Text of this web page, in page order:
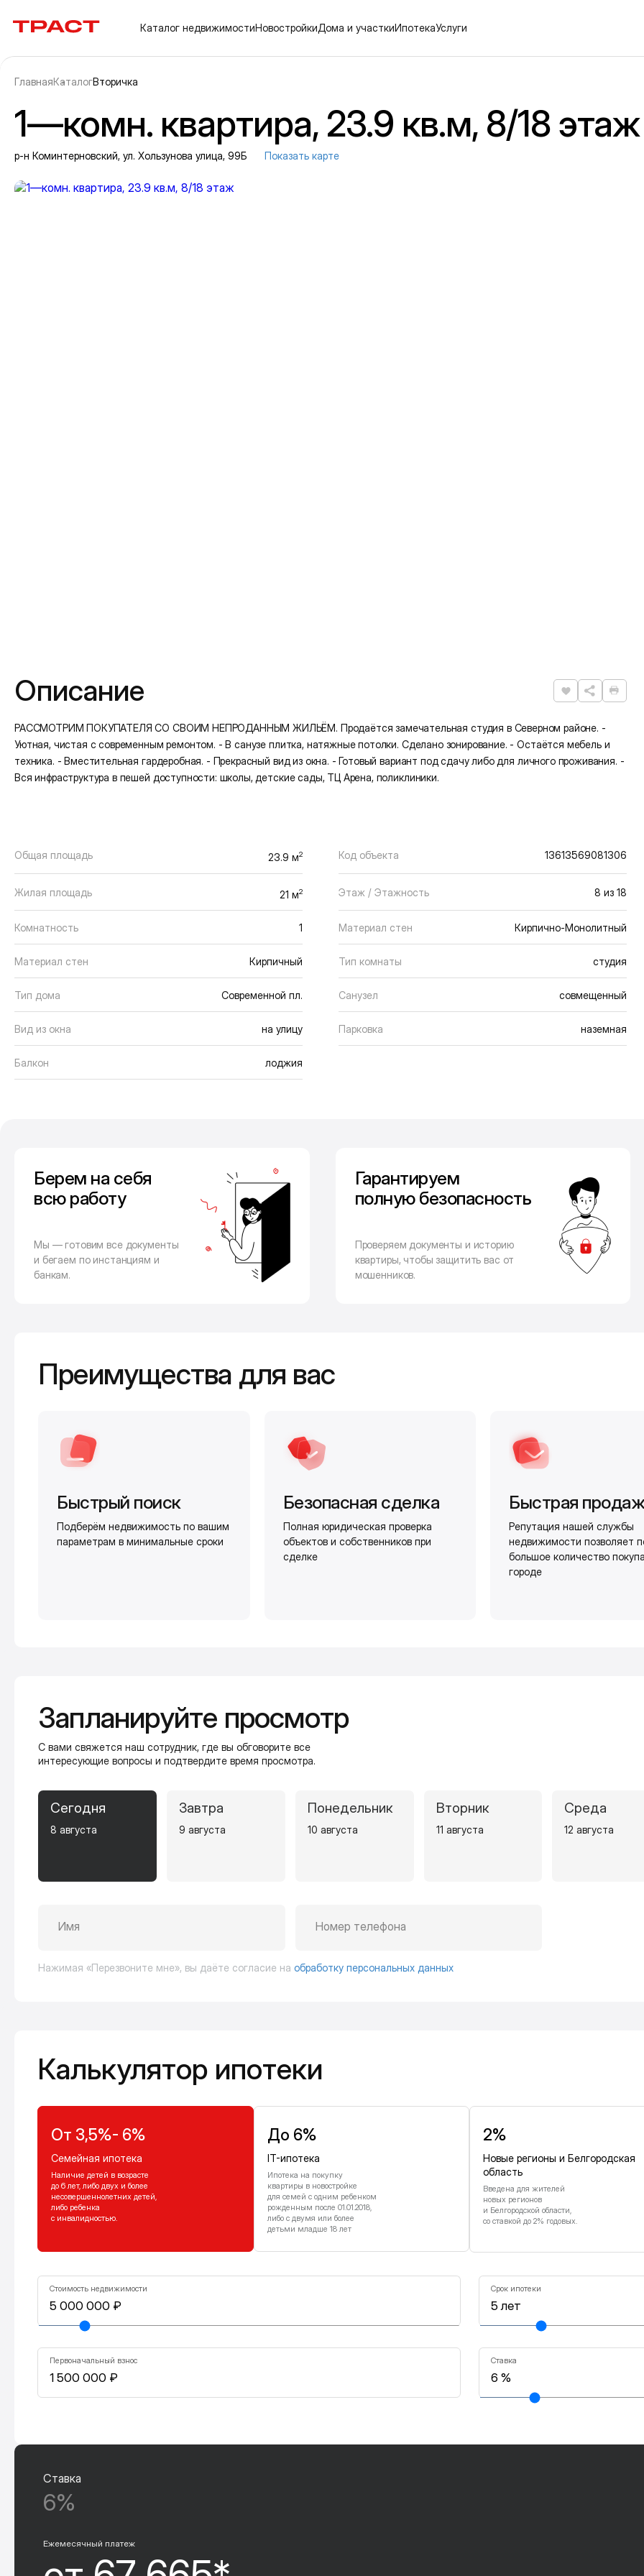
Траст | Служба недвижимости
Каталог недвижимостиНовостройкиДома и участкиИпотекаУслуги
ГлавнаяКаталогВторичка
1—комн. квартира, 23.9 кв.м, 8/18 этаж
р-н Коминтерновский, ул. Хользунова улица, 99Б Показать карте
Информация об объекте
Галерея
Описание Нравится
РАССМОТРИМ ПОКУПАТЕЛЯ СО СВОИМ НЕПРОДАННЫМ ЖИЛЬЁМ. Продаётся замечательная студия в Северном районе. -
Уютная, чистая с современным ремонтом. - В санузе плитка, натяжные потолки. Сделано зонирование. - Остаётся мебель и
техника. - Вместительная гардеробная. - Прекрасный вид из окна. - Готовый вариант под сдачу либо для личного проживания. -
Вся инфраструктура в пешей доступности: школы, детские сады, ТЦ Арена, поликлиники.
Общая площадь 23.9 м2 Код объекта 13613569081306
Жилая площадь 21 м2 Этаж / Этажность 8 из 18
Комнатность 1 Материал стен Кирпично-Монолитный
Материал стен Кирпичный Тип комнаты студия
Тип дома Современной пл. Санузел совмещенный
Вид из окна на улицу Парковка наземная
Балкон лоджия
Берем на себя
всю работу
Мы — готовим все документы
и бегаем по инстанциям и
банкам.
Гарантируем
полную безопасность
Проверяем документы и историю
квартиры, чтобы защитить вас от
мошенников.
Преимущества для вас
Быстрый поиск
Подберём недвижимость по вашим
параметрам в минимальные сроки
Безопасная сделка
Полная юридическая проверка
объектов и собственников при
сделке
Быстрая
Репутация нашей службы
недвижимости позволяет
большое количество
городе
Запланируйте просмотр
С вами свяжется наш сотрудник, где вы обговорите все
интересующие вопросы и подтвердите время просмотра.
Сегодня
8 августа
Завтра
9 августа
Понедельник
10 августа
Вторник
11 августа
Среда
12 августа
Имя Номер телефона
Нажимая «Перезвоните мне», вы даёте согласие на обработку персональных данных
Калькулятор ипотеки
От 3,5%- 6%
Семейная ипотека
Наличие детей в возрасте
до 6 лет, либо двух и более
несовершеннолетних детей,
либо ребенка
с инвалидностью.
До 6%
IT-ипотека
Ипотека на покупку
квартиры в новостройке
для семей с одним ребенком
рожденным после 01.01.2018,
либо с двумя или более
детьми младше 18 лет
2%
Новые регионы и Белгородская
область
Введена для жителей
новых регионов
и Белгородской области,
со ставкой до 2% годовых.
Стоимость недвижимости Срок ипотеки
Первоначальный взнос Ставка
Ставка
6%
Ежемесячный платеж